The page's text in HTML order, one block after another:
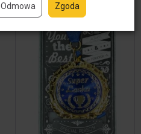
Odmowa Zgoda